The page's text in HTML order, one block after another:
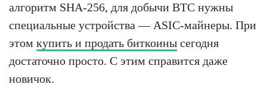
алгоритм SHA-256, для добычи BTC нужны
специальные устройства — ASIC-майнеры. При
этом купить и продать биткоины сегодня
достаточно просто. С этим справится даже
новичок.